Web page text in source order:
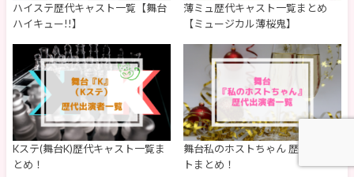
ハイステ歴代キャスト一覧【舞台
ハイキュー!!】
薄ミュ歴代キャスト一覧まとめ
【ミュージカル薄桜鬼】
Kステ(舞台K)歴代キャスト一覧ま
とめ！
舞台私のホストちゃん 歴代キャス
トまとめ！